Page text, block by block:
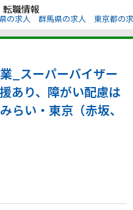
職情報
の求人 群馬県の求人 東京都の
_スーパーバイザー
あり、障がい配慮は
らい・東京（赤坂、